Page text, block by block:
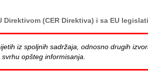
(CER Direktiva) i sa EU
iz spoljnih sadržaja, odnosno drugih
opšteg informisanja.